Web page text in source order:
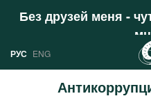
Без друзей меня -
РУС ENG